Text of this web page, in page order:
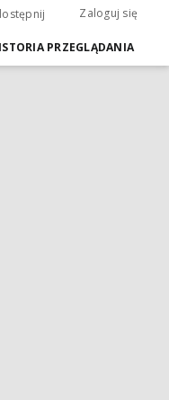
Zaloguj się
PRZEGLĄDANIA